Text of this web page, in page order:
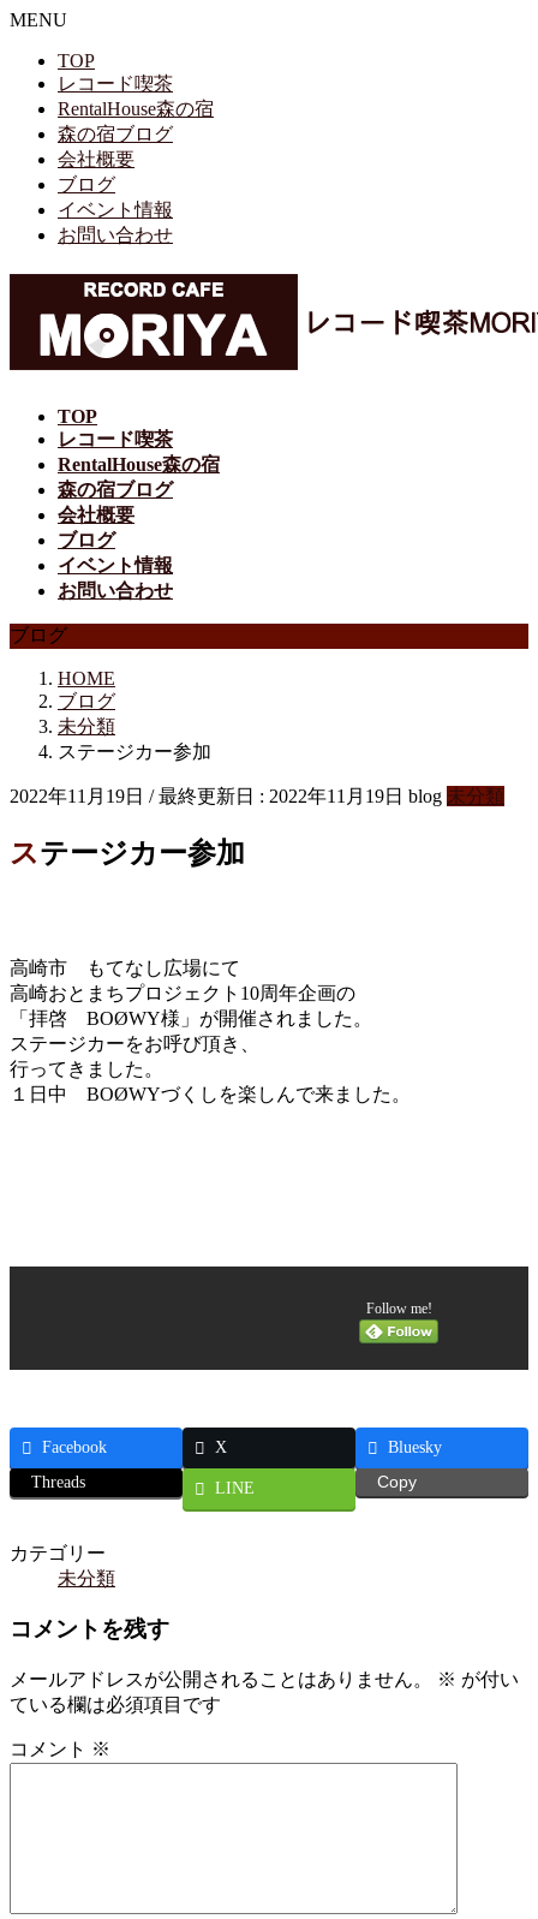
MENU
TOP
レコード喫茶
RentalHouse森の宿
森の宿ブログ
会社概要
ブログ
イベント情報
お問い合わせ
TOP
レコード喫茶
RentalHouse森の宿
森の宿ブログ
会社概要
ブログ
イベント情報
お問い合わせ
ブログ
HOME
ブログ
未分類
ステージカー参加
2022年11月19日 / 最終更新日 : 2022年11月19日 blog 未分類
ステージカー参加
高崎市 もてなし広場にて
高崎おとまちプロジェクト10周年企画の
「拝啓 BOØWY様」が開催されました。
ステージカーをお呼び頂き、
行ってきました。
１日中 BOØWYづくしを楽しんで来ました。
Follow me!
Facebook X
Bluesky
Threads
LINE Copy
カテゴリー
未分類
コメントを残す
メールアドレスが公開されることはありません。 ※ が付い
ている欄は必須項目です
コメント ※